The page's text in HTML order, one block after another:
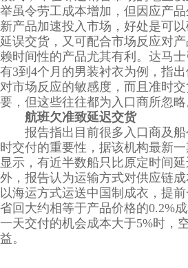
举虽令劳工成本增加，但因应产品
新产品加速投入市场，好处是可
延误交货，又可配合市场反应对
赖时间性的产品尤其有利。达马
有3到4个月的男装衬衣为例，指
对市场反应的敏感度，而且准时
要，但这些往往都为入口商所忽略
航班欠准致延迟交货
报告指出目前很多入口商及船
时交付的重要性，据该机构最新
显示，有近半数船只比原定时间
外，报告认为运输方式对供应链
以海运方式运送中国制成衣，提
省回大约相等于产品价格的0.2%
一天交付的机会成本大于5%时，
益。